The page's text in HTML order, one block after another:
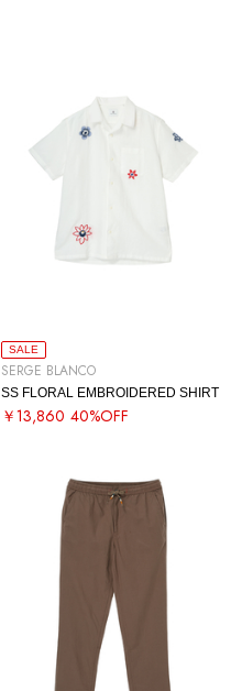
SALE
SERGE BLANCO
SS FLORAL EMBROIDERED SHIRT
￥13,860 40%OFF